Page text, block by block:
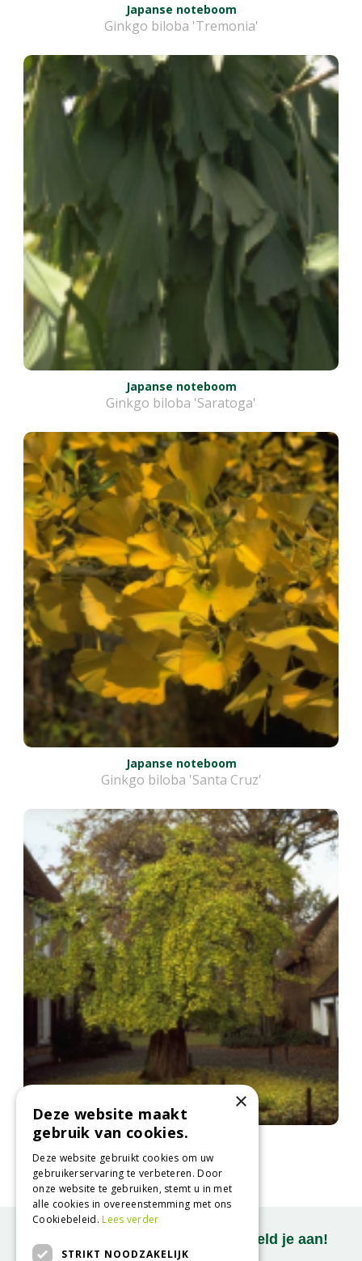
Japanse noteboom
Ginkgo biloba 'Tremonia'
Japanse noteboom
Ginkgo biloba 'Saratoga'
Japanse noteboom
Ginkgo biloba 'Santa Cruz'
Japanse noteboom
Ginkgo biloba 'Pendula'
Onze nieuwsbrief ontvangen? Meld je aan!
×
Deze website maakt
gebruik van cookies.
Deze website gebruikt cookies om uw
gebruikerservaring te verbeteren. Door
onze website te gebruiken, stemt u in met
alle cookies in overeenstemming met ons
Cookiebeleid.Lees verder
STRIKT NOODZAKELIJK